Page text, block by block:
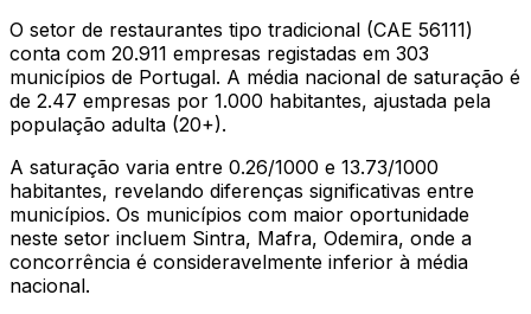
O setor de restaurantes tipo tradicional (CAE 56111)
conta com 20.911 empresas registadas em 303
municípios de Portugal. A média nacional de saturação é
de 2.47 empresas por 1.000 habitantes, ajustada pela
população adulta (20+).
A saturação varia entre 0.26/1000 e 13.73/1000
habitantes, revelando diferenças significativas entre
municípios. Os municípios com maior oportunidade
neste setor incluem Sintra, Mafra, Odemira, onde a
concorrência é consideravelmente inferior à média
nacional.